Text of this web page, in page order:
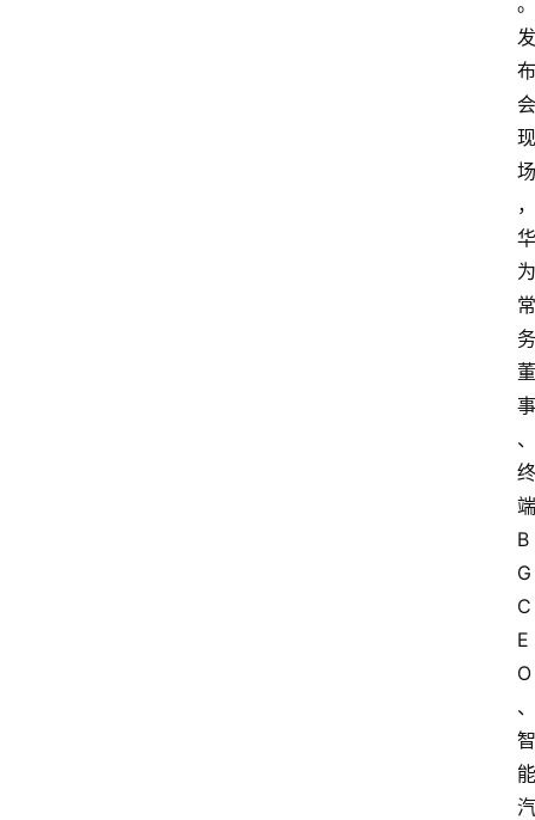
发
布
会
现
场
，
华
为
常
务
董
事
、
终
端
B
G
C
E
O
、
智
能
汽